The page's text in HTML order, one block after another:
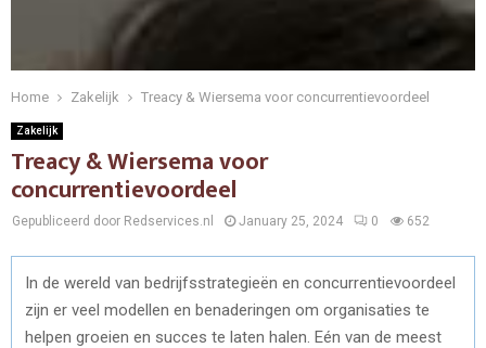
Home Zakelijk Treacy & Wiersema voor concurrentievoordeel
Zakelijk
Treacy & Wiersema voor
concurrentievoordeel
Gepubliceerd door Redservices.nl January 25, 2024 0 652
In de wereld van bedrijfsstrategieën en concurrentievoordeel
zijn er veel modellen en benaderingen om organisaties te
helpen groeien en succes te laten halen. Eén van de meest